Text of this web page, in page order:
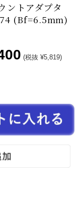
ントアダプタ
(Bf=6.5mm)
(税抜 ¥5,819)